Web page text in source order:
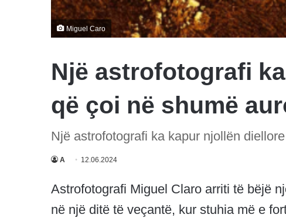
Miguel Caro
Një astrofotografi
që çoi në shumë
Një astrofotografi ka kapur njollën
A 12.06.2024
Astrofotografi Miguel Claro arriti të bëjë
në një ditë të veçantë, kur stuhia më e